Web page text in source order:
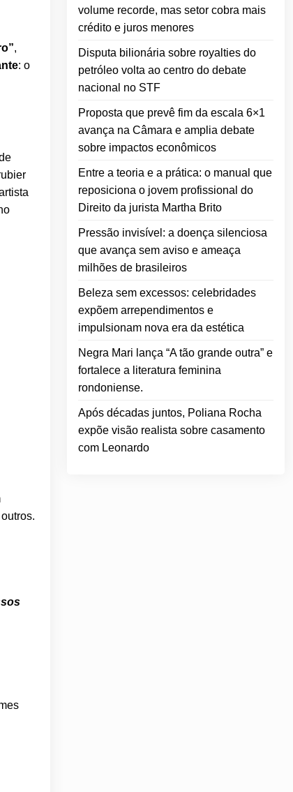
,
: o
volume recorde, mas setor cobra mais
crédito e juros menores
Disputa bilionária sobre royalties do
petróleo volta ao centro do debate
nacional no STF
Proposta que prevê fim da escala 6×1
avança na Câmara e amplia debate
sobre impactos econômicos
Entre a teoria e a prática: o manual que
reposiciona o jovem profissional do
Direito da jurista Martha Brito
Pressão invisível: a doença silenciosa
que avança sem aviso e ameaça
milhões de brasileiros
Beleza sem excessos: celebridades
expõem arrependimentos e
impulsionam nova era da estética
Negra Mari lança “A tão grande outra” e
fortalece a literatura feminina
rondoniense.
Após décadas juntos, Poliana Rocha
expõe visão realista sobre casamento
com Leonardo